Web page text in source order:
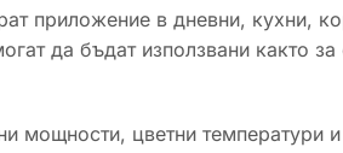
приложение в дневни, кухни,
да бъдат използвани както
мощности, цветни температури